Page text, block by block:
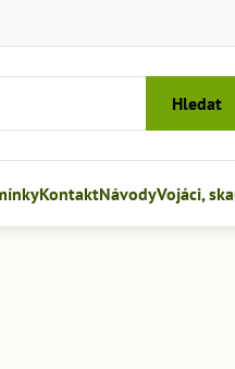
Hledat
KontaktNávodyVojáci,